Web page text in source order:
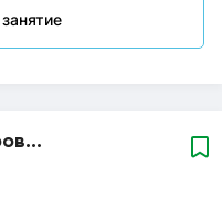
лет: восполняю пробелы